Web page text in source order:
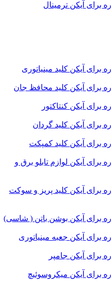
ترمینال
کلید مینیاتوری
کلید محافظ جان
کنتاکتور
کلید گردان
کلید کمپکت
لوازم تابلو برق و
کلید پریز و سوکت
بوشن باتن ( شاسی)
جعبه مینیاتوری
جامپر
میکروسوئیچ